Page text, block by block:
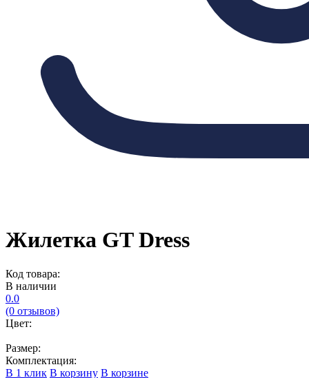
Жилетка GT Dress
Код товара:
В наличии
0.0
(0 отзывов)
Цвет:
Размер:
Комплектация:
В 1 клик В корзину В корзине